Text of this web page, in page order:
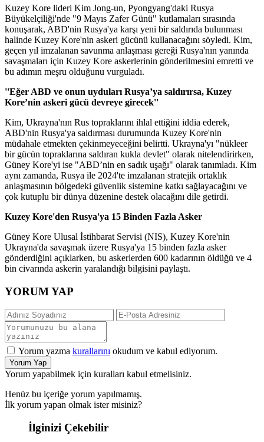
Kuzey Kore lideri Kim Jong-un, Pyongyang'daki Rusya
Büyükelçiliği'nde "9 Mayıs Zafer Günü" kutlamaları sırasında
konuşarak, ABD'nin Rusya'ya karşı yeni bir saldırıda bulunması
halinde Kuzey Kore'nin askeri gücünü kullanacağını söyledi. Kim,
geçen yıl imzalanan savunma anlaşması gereği Rusya'nın yanında
savaşmaları için Kuzey Kore askerlerinin gönderilmesini emretti ve
bu adımın meşru olduğunu vurguladı.
''Eğer ABD ve onun uyduları Rusya’ya saldırırsa, Kuzey
Kore’nin askeri gücü devreye girecek''
Kim, Ukrayna'nın Rus topraklarını ihlal ettiğini iddia ederek,
ABD'nin Rusya'ya saldırması durumunda Kuzey Kore'nin
müdahale etmekten çekinmeyeceğini belirtti. Ukrayna'yı "nükleer
bir gücün topraklarına saldıran kukla devlet" olarak nitelendirirken,
Güney Kore'yi ise "ABD’nin en sadık uşağı" olarak tanımladı. Kim
aynı zamanda, Rusya ile 2024'te imzalanan stratejik ortaklık
anlaşmasının bölgedeki güvenlik sistemine katkı sağlayacağını ve
çok kutuplu bir dünya düzenine destek olacağını dile getirdi.
Kuzey Kore'den Rusya'ya 15 Binden Fazla Asker
Güney Kore Ulusal İstihbarat Servisi (NIS), Kuzey Kore'nin
Ukrayna'da savaşmak üzere Rusya'ya 15 binden fazla asker
gönderdiğini açıklarken, bu askerlerden 600 kadarının öldüğü ve 4
bin civarında askerin yaralandığı bilgisini paylaştı.
YORUM YAP
Yorum yazma kurallarını okudum ve kabul ediyorum.
Yorum Yap
Yorum yapabilmek için kuralları kabul etmelisiniz.
Henüz bu içeriğe yorum yapılmamış.
İlk yorum yapan olmak ister misiniz?
İlginizi Çekebilir